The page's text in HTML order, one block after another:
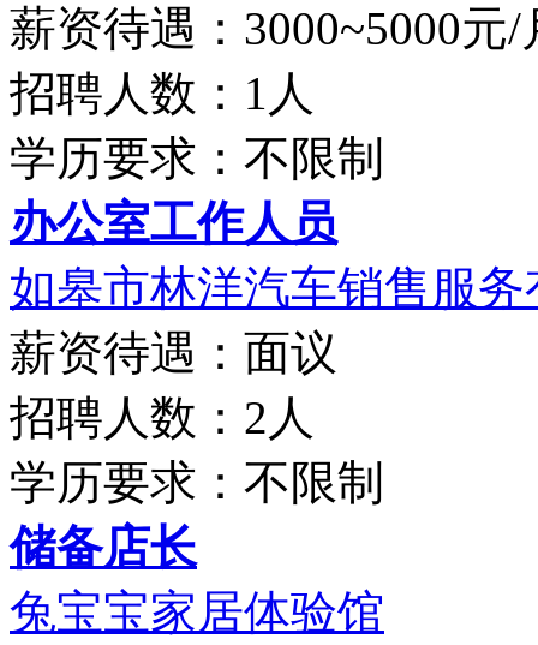
薪资待遇：3000~5000元/
招聘人数：1人
学历要求：不限制
办公室工作人员
如皋市林洋汽车销售服
薪资待遇：面议
招聘人数：2人
学历要求：不限制
储备店长
兔宝宝家居体验馆